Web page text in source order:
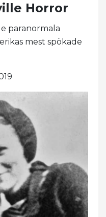
Horror
paranormala
mest spökade